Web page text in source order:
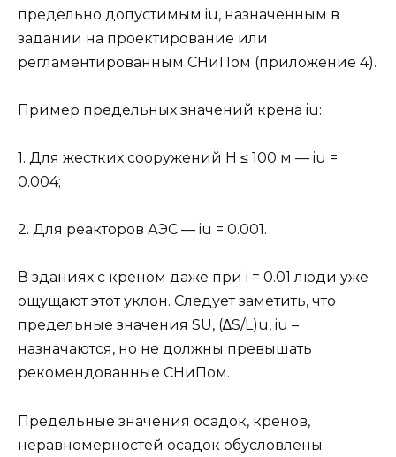
предельно допустимым iu, назначенным в
задании на проектирование или
регламентированным СНиПом (приложение 4).
Пример предельных значений крена iu:
1. Для жестких сооружений H ≤ 100 м — iu =
0.004;
2. Для реакторов АЭС — iu = 0.001.
В зданиях с креном даже при i = 0.01 люди уже
ощущают этот уклон. Следует заметить, что
предельные значения SU, (∆S/L)u, iu –
назначаются, но не должны превышать
рекомендованные СНиПом.
Предельные значения осадок, кренов,
неравномерностей осадок обусловлены